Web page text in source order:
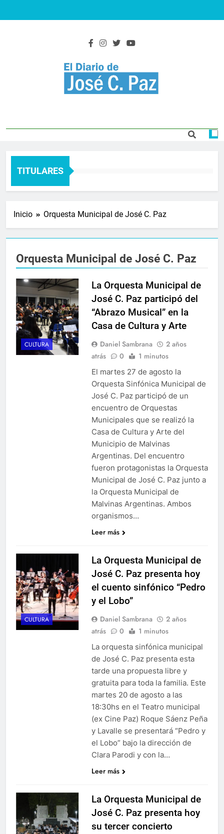
C. Paz
TITULARES
Inicio Orquesta Municipal de José C. Paz
Orquesta Municipal de José C. Paz
CULTURA
La Orquesta Municipal de
José C. Paz participó del
“Abrazo Musical” en la
Casa de Cultura y Arte
Daniel Sambrana
2 años
atrás
0 1 minutos
El martes 27 de agosto la
Orquesta Sinfónica Municipal de
José C. Paz participó de un
encuentro de Orquestas
Municipales que se realizó la
Casa de Cultura y Arte del
Municipio de Malvinas
Argentinas. Del encuentro
fueron protagonistas la Orquesta
Municipal de José C. Paz junto a
la Orquesta Municipal de
Malvinas Argentinas. Ambos
organismos…
Leer más
CULTURA
La Orquesta Municipal de
José C. Paz presenta hoy
el cuento sinfónico “Pedro
y el Lobo”
Daniel Sambrana
2 años
atrás
0 1 minutos
La orquesta sinfónica municipal
de José C. Paz presenta esta
tarde una propuesta libre y
gratuita para toda la familia. Este
martes 20 de agosto a las
18:30hs en el Teatro municipal
(ex Cine Paz) Roque Sáenz Peña
y Lavalle se presentará “Pedro y
el Lobo” bajo la dirección de
Clara Parodi y con la…
Leer más
La Orquesta Municipal de
José C. Paz presenta hoy
su tercer concierto